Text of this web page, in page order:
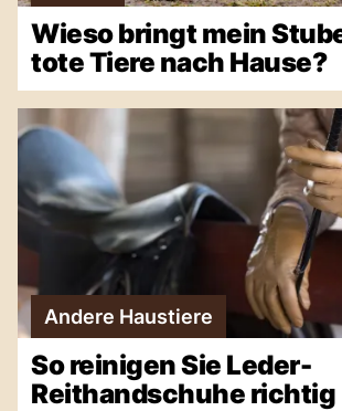
Wieso bringt mein
tote Tiere nach Hause?
Andere Haustiere
So reinigen Sie Leder-
Reithandschuhe richtig